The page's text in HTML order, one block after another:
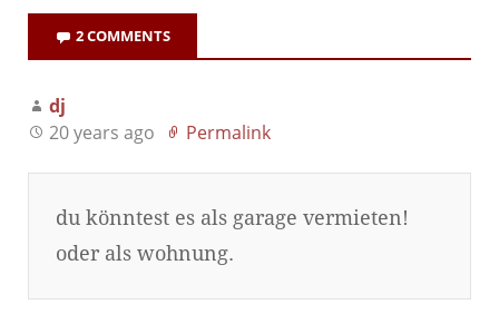
2 COMMENTS
dj
20 years ago
Permalink
du könntest es als garage vermieten!
oder als wohnung.